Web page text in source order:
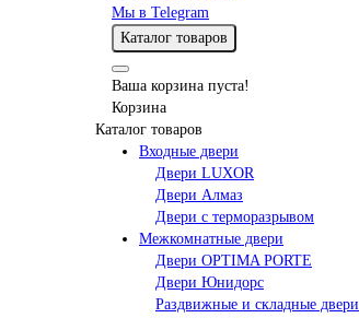
Мы в Telegram
Каталог товаров
Ваша корзина пуста!
Корзина
Каталог товаров
Входные двери
Двери LUXOR
Двери Алмаз
Двери с терморазрывом
Межкомнатные двери
Двери OPTIMA PORTE
Двери Юнидорс
Раздвижные и складные двери